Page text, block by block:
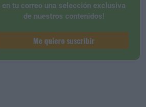
en tu correo una selección exclusiva
de nuestros contenidos!
Me quiero suscribir